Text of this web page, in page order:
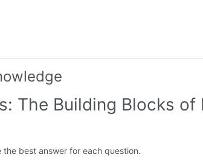
The Building Blocks of
the best answer for each question.